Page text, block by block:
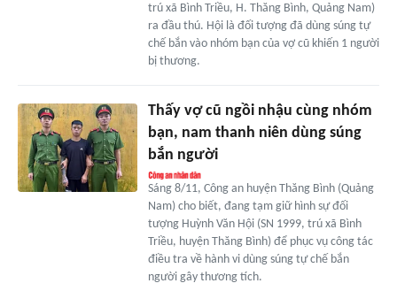
trú xã Bình Triều, H. Thăng Bình, Quảng Nam)
ra đầu thú. Hội là đối tượng đã dùng súng tự
chế bắn vào nhóm bạn của vợ cũ khiến 1 người
bị thương.
Thấy vợ cũ ngồi nhậu cùng nhóm
bạn, nam thanh niên dùng súng
bắn người
Sáng 8/11, Công an huyện Thăng Bình (Quảng
Nam) cho biết, đang tạm giữ hình sự đối
tượng Huỳnh Văn Hội (SN 1999, trú xã Bình
Triều, huyện Thăng Bình) để phục vụ công tác
điều tra về hành vi dùng súng tự chế bắn
người gây thương tích.